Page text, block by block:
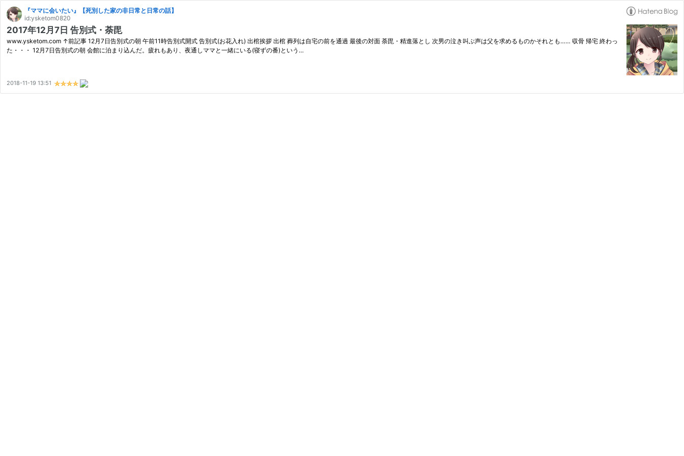
『ママに会いたい』【死別した家の非日常と日常の話】
id:ysketom0820
2017年12月7日 告別式・荼毘
www.ysketom.com ↑前記事 12月7日告別式の朝 午前11時告別式開式 告別式(お花入れ) 出棺挨拶 出棺 葬列は自宅の前を通過 最後の対面 荼毘・精進落とし 次男の泣き叫ぶ声は父を求めるものかそれとも…… 収骨 帰宅 終わっ
た・・・ 12月7日告別式の朝 会館に泊まり込んだ。疲れもあり、夜通しママと一緒にいる(寝ずの番)という…
2018-11-19 13:51